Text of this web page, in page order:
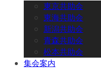
東京共助会
東海共助会
新潟共助会
青森共助会
松本共助会
集会案内